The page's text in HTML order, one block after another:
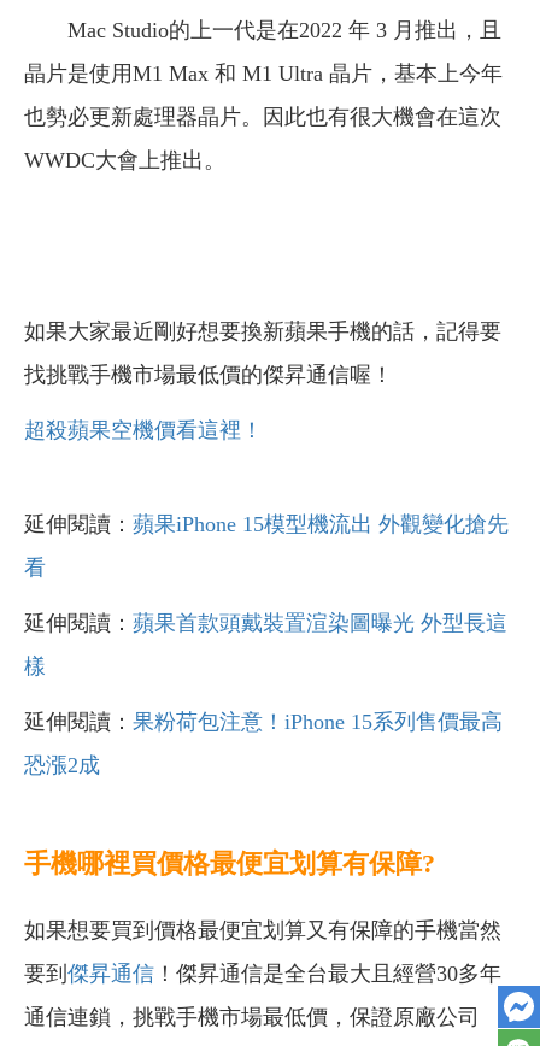
Mac Studio的上一代是在2022 年 3 月推出，且
晶片是使用M1 Max 和 M1 Ultra 晶片，基本上今年
也勢必更新處理器晶片。因此也有很大機會在這次
WWDC大會上推出。
如果大家最近剛好想要換新蘋果手機的話，記得要
找挑戰手機市場最低價的傑昇通信喔！
超殺蘋果空機價看這裡！
延伸閱讀： 蘋果iPhone 15模型機流出 外觀變化搶先
看
延伸閱讀： 蘋果首款頭戴裝置渲染圖曝光 外型長這
樣
延伸閱讀： 果粉荷包注意！iPhone 15系列售價最高
恐漲2成
手機哪裡買價格最便宜划算有保障?
如果想要買到價格最便宜划算又有保障的手機當然
要到 傑昇通信 ！傑昇通信是全台最大且經營30多年
通信連鎖，挑戰手機市場最低價，保證原廠公司